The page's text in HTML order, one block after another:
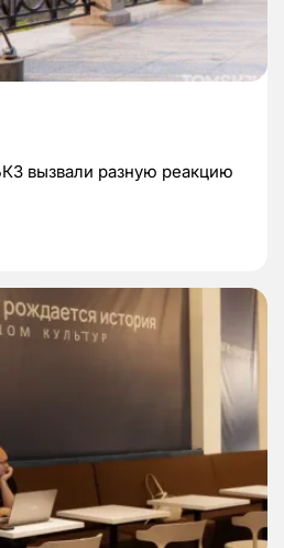
вызвали разную реакцию